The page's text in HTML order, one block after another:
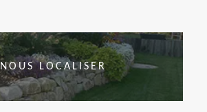
NOUS LOCALISER